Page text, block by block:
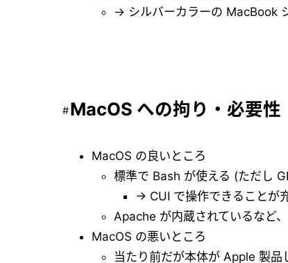
→ シルバーカラーの MacBook
MacOS への拘り・必要性
MacOS の良いところ
標準で Bash が使える (ただし
→ CUI で操作できることが
Apache が内蔵されているなど
MacOS の悪いところ
当たり前だが本体が Apple 製品